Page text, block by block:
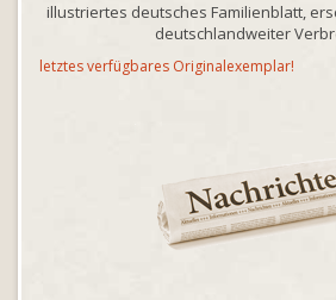
illustriertes deutsches Familienblatt,
deutschlandweiter
letztes verfügbares Originalexemplar!